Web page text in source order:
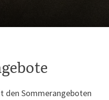
den Sommerangeboten